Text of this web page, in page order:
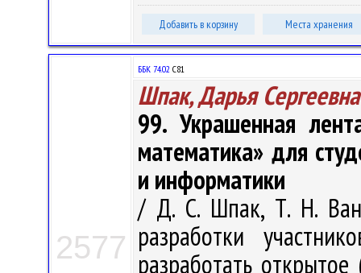
Добавить в корзину Места хранения
2577
ББК 74.02 С81
Шпак, Дарья Сергеевна
99. Украшенная
математика» для
и информатики
/ Д. С. Шпак, Т. Н.
разработки
разработать